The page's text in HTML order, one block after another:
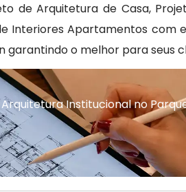
de Arquitetura de Casa,
Interiores Apartamentos com
garantindo o melhor para seus
Institucional no